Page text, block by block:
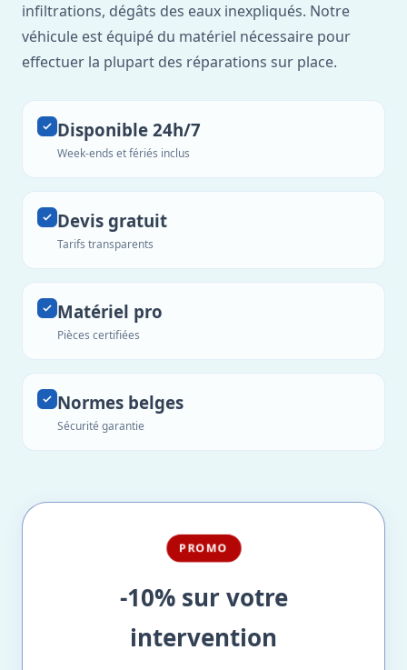
infiltrations, dégâts des eaux inexpliqués. Notre
véhicule est équipé du matériel nécessaire pour
effectuer la plupart des réparations sur place.
Disponible 24h/7
Week-ends et fériés inclus
Devis gratuit
Tarifs transparents
Matériel pro
Pièces certifiées
Normes belges
Sécurité garantie
PROMO
-10% sur votre
intervention